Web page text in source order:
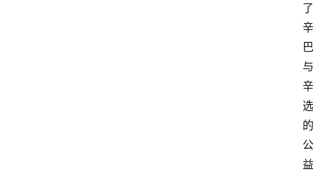
了
辛
巴
与
辛
选
的
公
益